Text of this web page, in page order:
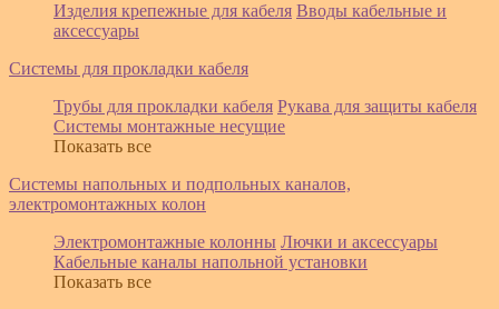
Изделия крепежные для кабеля Вводы кабельные и
аксессуары
Системы для прокладки кабеля
Трубы для прокладки кабеля Рукава для защиты кабеля
Системы монтажные несущие
Показать все
Системы напольных и подпольных каналов,
электромонтажных колон
Электромонтажные колонны Лючки и аксессуары
Кабельные каналы напольной установки
Показать все